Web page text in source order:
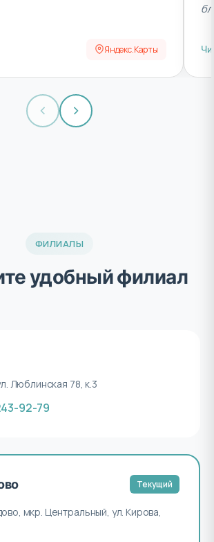
Яндекс.Карты
ФИЛИАЛЫ
удобный филиал
Люблинская 78, к.3
92-79
Текущий
мкр. Центральный, ул. Кирова,